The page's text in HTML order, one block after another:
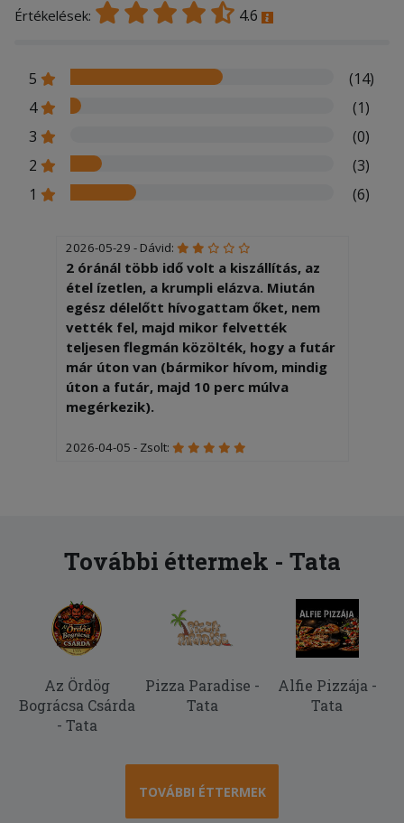
Értékelések: 4.6
5
(14)
4
(1)
3
(0)
2
(3)
1
(6)
2026-05-29 - Dávid:
2 óránál több idő volt a kiszállítás, az
étel ízetlen, a krumpli elázva. Miután
egész délelőtt hívogattam őket, nem
vették fel, majd mikor felvették
teljesen flegmán közölték, hogy a futár
már úton van (bármikor hívom, mindig
úton a futár, majd 10 perc múlva
megérkezik).
2026-04-05 - Zsolt:
Tiramisu adag nagy csalódás volt.
normál megszokott adag volt a másik
pedig kisebb mint a fele. Árban
ugyanannyit fizettem mindektőèrt!
2025-12-06 - Balázs:
Isteni a burgundi vadragu!!!
Még meg se kaptam de már most
értékelhetem de azt hogy mikor ér ide
További éttermek - Tata
Az Ördög
Bográcsa Csárda
- Tata
Pizza Paradise -
Tata
Alfie Pizzája -
Tata
TOVÁBBI ÉTTERMEK